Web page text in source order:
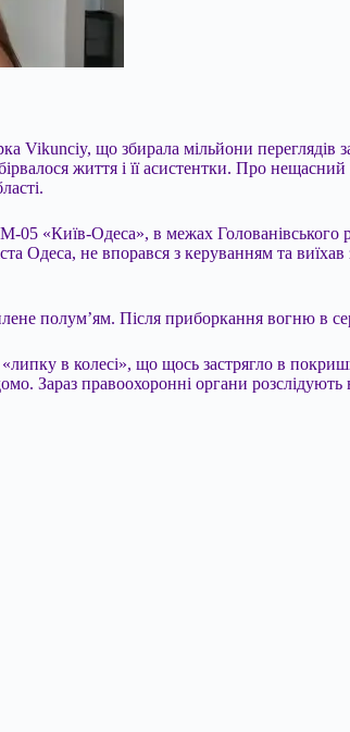
Vikunciy, що збирала мільйони переглядів
життя і її асистентки. Про
05 «Київ-Одеса», в межах
Одеса, не впорався з керуванням та
полум’ям. Після приборкання вогню в
в колесі», що щось застрягло в
Зараз правоохоронні органи розслідують